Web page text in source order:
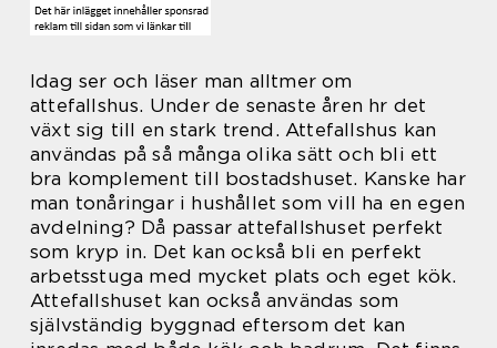
Idag ser och läser man alltmer om
attefallshus. Under de senaste åren hr det
växt sig till en stark trend. Attefallshus kan
användas på så många olika sätt och bli ett
bra komplement till bostadshuset. Kanske har
man tonåringar i hushållet som vill ha en egen
avdelning? Då passar attefallshuset perfekt
som kryp in. Det kan också bli en perfekt
arbetsstuga med mycket plats och eget kök.
Attefallshuset kan också användas som
självständig byggnad eftersom det kan